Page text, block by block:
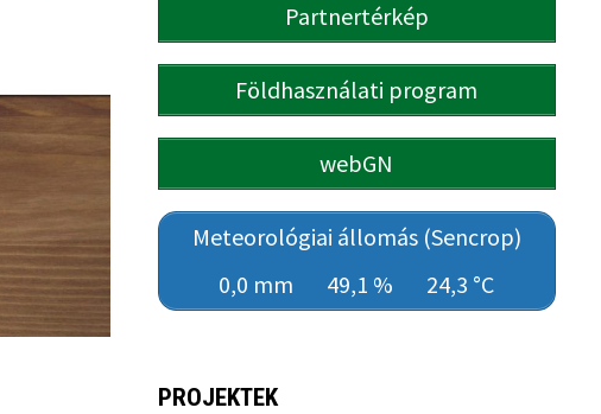
Partnertérkép
Földhasználati program
webGN
Meteorológiai állomás (Sencrop)
0,0 mm
49,1 % 24,3 °C
PROJEKTEK